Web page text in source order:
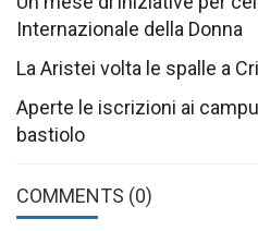
Internazionale della Donna
La Aristei volta le spalle a
Aperte le iscrizioni ai
bastiolo
COMMENTS (0)